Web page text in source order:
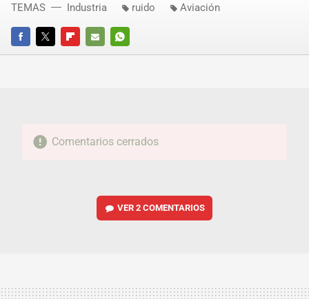
FACEBOOKTWITTERFLIPBOARD
E-
WHATSAPP
TEMAS Industria ruido Aviación
Comentarios cerrados
VER2 COMENTARIOS